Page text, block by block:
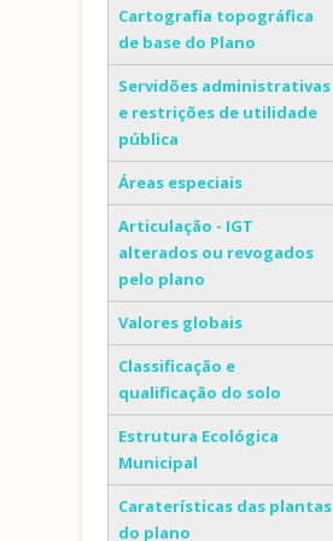
Cartografia topográfica
de base do Plano
Servidões administrativas
e restrições de utilidade
pública
Áreas especiais
Articulação - IGT
alterados ou revogados
pelo plano
Valores globais
Classificação e
qualificação do solo
Estrutura Ecológica
Municipal
Caraterísticas das plantas
do plano